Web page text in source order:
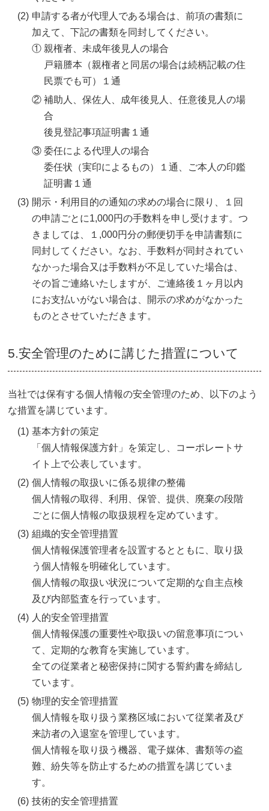
(2) 申請する者が代理人である場合は、前項の書類に
加えて、下記の書類を同封してください。
① 親権者、未成年後見人の場合
戸籍謄本（親権者と同居の場合は続柄記載の住
民票でも可）１通
② 補助人、保佐人、成年後見人、任意後見人の場
合
後見登記事項証明書１通
③ 委任による代理人の場合
委任状（実印によるもの）１通、ご本人の印鑑
証明書１通
(3) 開示・利用目的の通知の求めの場合に限り、１回
の申請ごとに1,000円の手数料を申し受けます。つ
きましては、１,000円分の郵便切手を申請書類に
同封してください。なお、手数料が同封されてい
なかった場合又は手数料が不足していた場合は、
その旨ご連絡いたしますが、ご連絡後１ヶ月以内
にお支払いがない場合は、開示の求めがなかった
ものとさせていただきます。
5.安全管理のために講じた措置について
当社では保有する個人情報の安全管理のため、以下のよう
な措置を講じています。
(1) 基本方針の策定
「個人情報保護方針」を策定し、コーポレートサ
イト上で公表しています。
(2) 個人情報の取扱いに係る規律の整備
個人情報の取得、利用、保管、提供、廃棄の段階
ごとに個人情報の取扱規程を定めています。
(3) 組織的安全管理措置
個人情報保護管理者を設置するとともに、取り扱
う個人情報を明確化しています。
個人情報の取扱い状況について定期的な自主点検
及び内部監査を行っています。
(4) 人的安全管理措置
個人情報保護の重要性や取扱いの留意事項につい
て、定期的な教育を実施しています。
全ての従業者と秘密保持に関する誓約書を締結し
ています。
(5) 物理的安全管理措置
個人情報を取り扱う業務区域において従業者及び
来訪者の入退室を管理しています。
個人情報を取り扱う機器、電子媒体、書類等の盗
難、紛失等を防止するための措置を講じていま
す。
(6) 技術的安全管理措置